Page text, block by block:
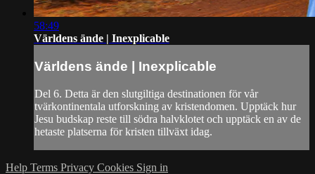
58:49
Världens ände | Inexplicable
Världens ände | Inexplicable
Del 6. Detta är den slutgiltiga destinationen för vår
tvärkontinentala utforskning av kristendomen. Upptäck hur
Jesu budskap reste till södra halvklotet och upptäck en av de
hetaste platserna för kristen tillväxt idag.
Help Terms Privacy Cookies Sign in